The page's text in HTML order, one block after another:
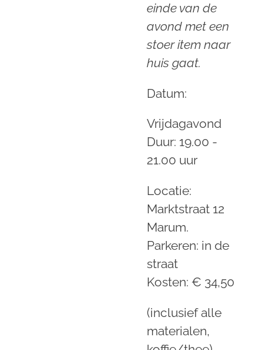
einde van de
avond met een
stoer item naar
huis gaat.
Datum:
Vrijdagavond
Duur: 19.00 -
21.00 uur
Locatie:
Marktstraat 12
Marum.
Parkeren: in de
straat
Kosten: € 34,50
(inclusief alle
materialen,